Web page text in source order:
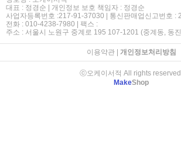
대표 : 정경순 | 개인정보 보호 책임자 : 정경순
사업자등록번호 :217-91-37030 | 통신판매업신고번호 :
전화 : 010-4238-7980 | 팩스 :
주소 : 서울시 노원구 중계로 195 107-1201 (중계동, 동
이용약관| 개인정보처리방침
ⓒ오케이서적 All rights reserved.
MakeShop